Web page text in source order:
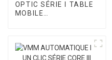
OPTIC SÉRIE I TABLE
MOBILE